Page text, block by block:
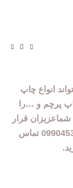
انواع چاپ
پرچم و …را
قرار
دهد برای ثبت سفارش با شماره 09904534705 تماس